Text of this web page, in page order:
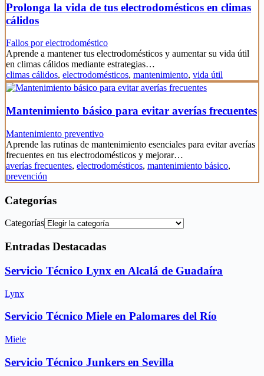
Prolonga la vida de tus electrodomésticos en climas
cálidos
Fallos por electrodoméstico
Aprende a mantener tus electrodomésticos y aumentar su vida útil
en climas cálidos mediante estrategias…
climas cálidos, electrodomésticos, mantenimiento, vida útil
Mantenimiento básico para evitar averías frecuentes
Mantenimiento preventivo
Aprende las rutinas de mantenimiento esenciales para evitar averías
frecuentes en tus electrodomésticos y mejorar…
averías frecuentes, electrodomésticos, mantenimiento básico,
prevención
Categorías
Categorías
Entradas Destacadas
Servicio Técnico Lynx en Alcalá de Guadaíra
Lynx
Servicio Técnico Miele en Palomares del Río
Miele
Servicio Técnico Junkers en Sevilla